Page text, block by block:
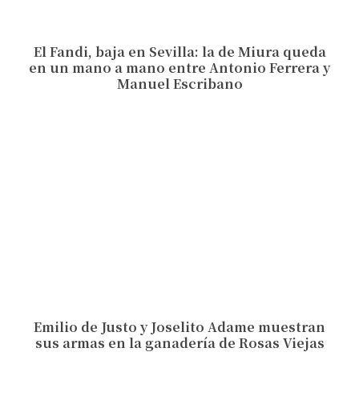
El Fandi, baja en Sevilla: la de Miura queda
en un mano a mano entre Antonio Ferrera y
Manuel Escribano
Emilio de Justo y Joselito Adame muestran
sus armas en la ganadería de Rosas Viejas